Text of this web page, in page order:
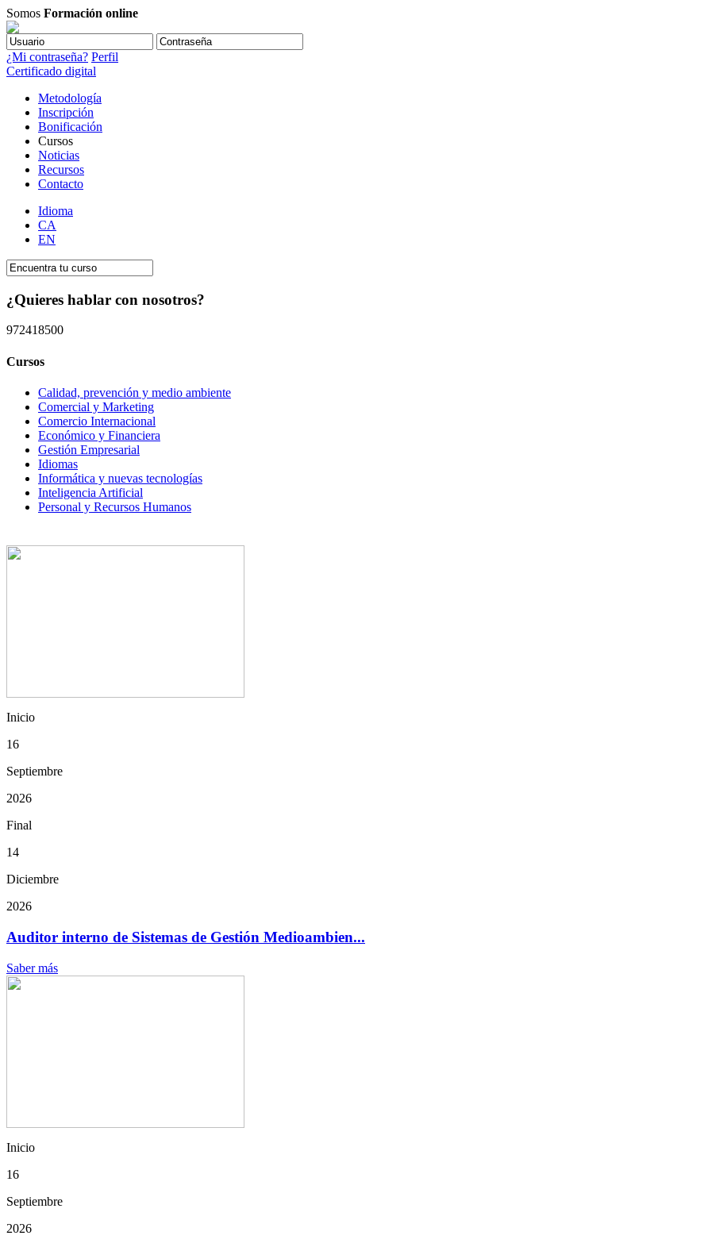
Somos Formación online
¿Mi contraseña? Perfil
Certificado digital
Metodología
Inscripción
Bonificación
Cursos
Noticias
Recursos
Contacto
Idioma
CA
EN
¿Quieres hablar con nosotros?
972418500
Cursos
Calidad, prevención y medio ambiente
Comercial y Marketing
Comercio Internacional
Económico y Financiera
Gestión Empresarial
Idiomas
Informática y nuevas tecnologías
Inteligencia Artificial
Personal y Recursos Humanos
Inicio
16
Septiembre
2026
Final
14
Diciembre
2026
Auditor interno de Sistemas de Gestión Medioambien...
Saber más
Inicio
16
Septiembre
2026